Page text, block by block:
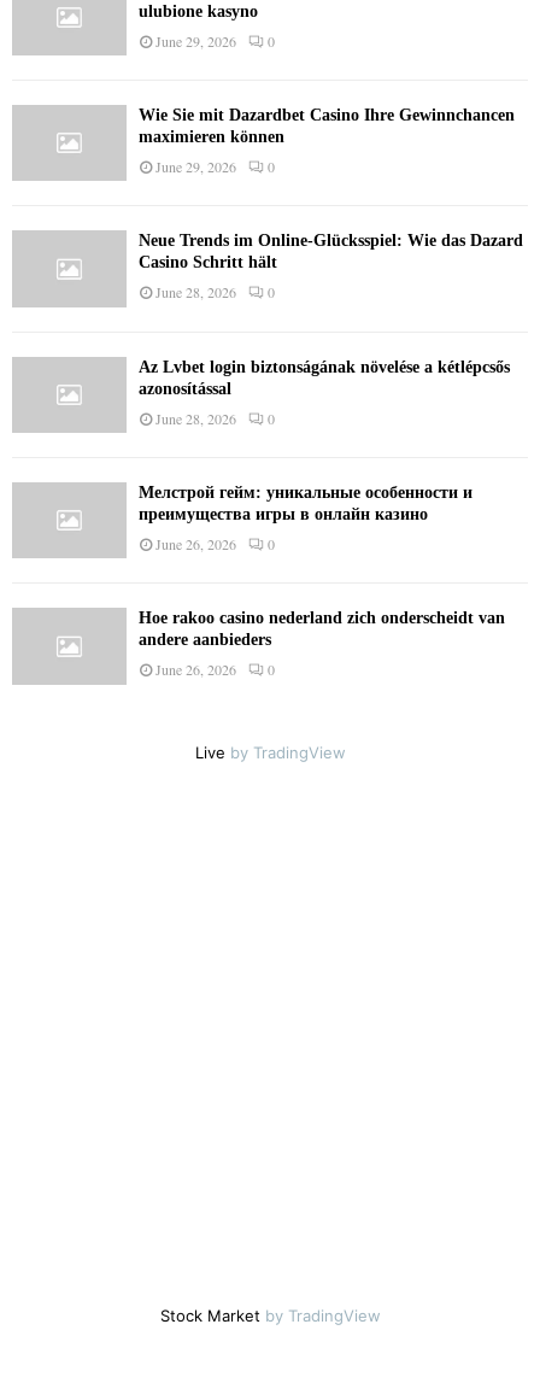
ulubione kasyno
June 29, 2026 0
Wie Sie mit Dazardbet Casino Ihre Gewinnchancen
maximieren können
June 29, 2026 0
Neue Trends im Online-Glücksspiel: Wie das Dazard
Casino Schritt hält
June 28, 2026 0
Az Lvbet login biztonságának növelése a kétlépcsős
azonosítással
June 28, 2026 0
Мелстрой гейм: уникальные особенности и
преимущества игры в онлайн казино
June 26, 2026 0
Hoe rakoo casino nederland zich onderscheidt van
andere aanbieders
June 26, 2026 0
Live by TradingView
Stock Market by TradingView